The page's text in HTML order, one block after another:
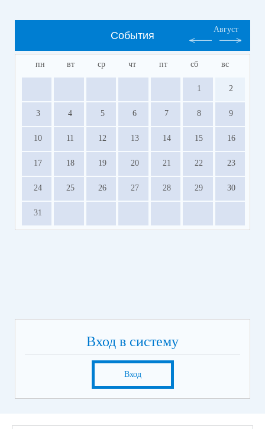
События
Август
пн вт ср чт пт сб вс
1 2
3 4 5 6 7 8 9
10 11 12 13 14 15 16
17 18 19 20 21 22 23
24 25 26 27 28 29 30
31
Вход в систему
Вход